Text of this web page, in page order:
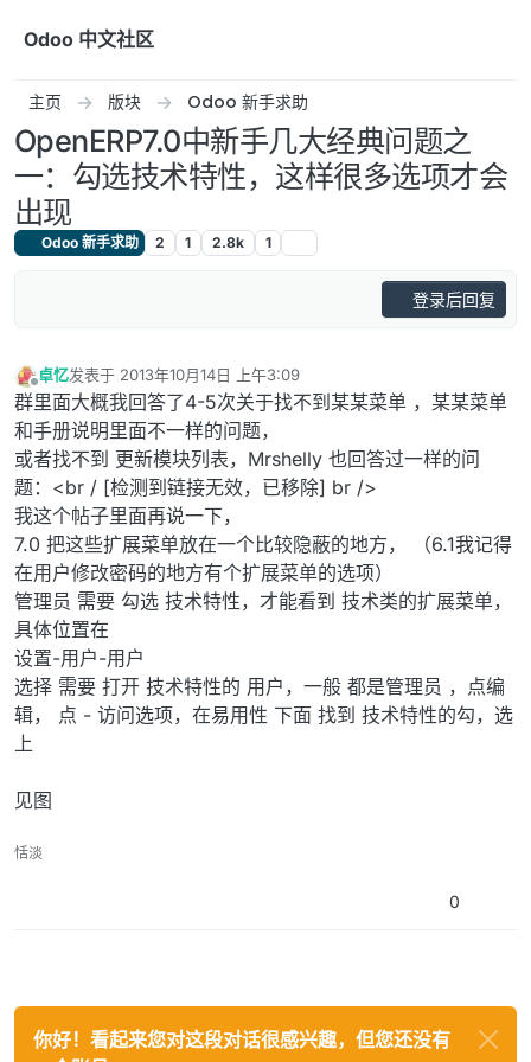
Odoo 中文社区
主页 版块 Odoo 新手求助
OpenERP7.0中新手几大经典问题之
一：勾选技术特性，这样很多选项才会
出现
Odoo 新手求助 2 1 2.8k 1
登录后回复
离线
卓忆发表于 2013年10月14日 上午3:09
最后由 编辑
群里面大概我回答了4-5次关于找不到某某菜单 ，某某菜单
和手册说明里面不一样的问题，
或者找不到 更新模块列表，Mrshelly 也回答过一样的问
题：<br / [检测到链接无效，已移除] br />
我这个帖子里面再说一下，
7.0 把这些扩展菜单放在一个比较隐蔽的地方， （6.1我记得
在用户修改密码的地方有个扩展菜单的选项）
管理员 需要 勾选 技术特性，才能看到 技术类的扩展菜单，
具体位置在
设置-用户-用户
选择 需要 打开 技术特性的 用户，一般 都是管理员 ，点编
辑， 点 - 访问选项，在易用性 下面 找到 技术特性的勾，选
上
见图
恬淡
0
你好！看起来您对这段对话很感兴趣，但您还没有